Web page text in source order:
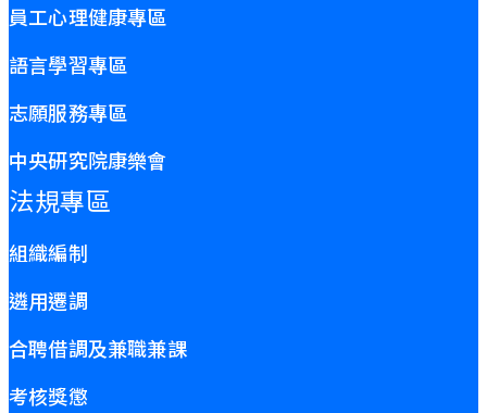
員工心理健康專區
語言學習專區
志願服務專區
中央研究院康樂會
法規專區
組織編制
遴用遷調
合聘借調及兼職兼課
考核獎懲